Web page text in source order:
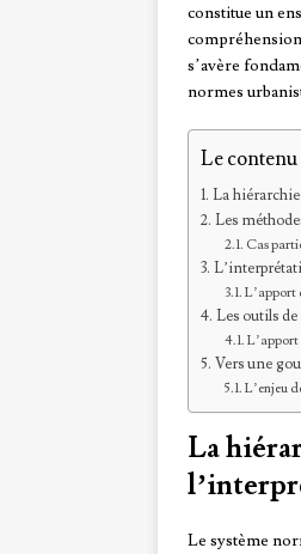
constitue un
s’avère
normes
Le
La
Les
Cas
L’apport
Les outils
Vers une
L’enjeu
La
Le système